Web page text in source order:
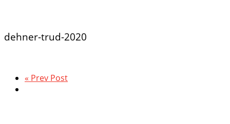
dehner-trud-2020
« Prev Post